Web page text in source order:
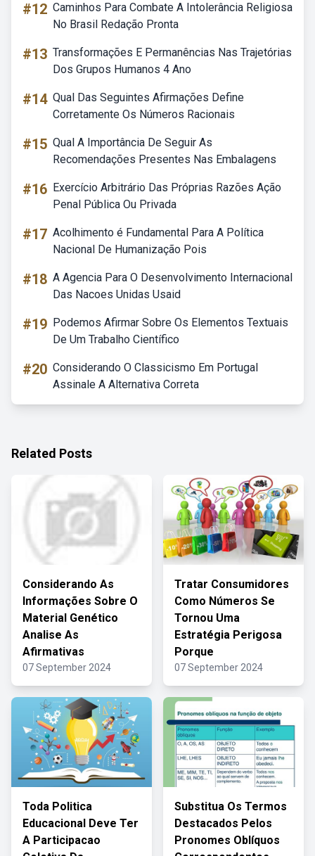
#12 Caminhos Para Combate A Intolerância Religiosa
No Brasil Redação Pronta
#13 Transformações E Permanências Nas Trajetórias
Dos Grupos Humanos 4 Ano
#14 Qual Das Seguintes Afirmações Define
Corretamente Os Números Racionais
#15 Qual A Importância De Seguir As
Recomendações Presentes Nas Embalagens
#16 Exercício Arbitrário Das Próprias Razões Ação
Penal Pública Ou Privada
#17 Acolhimento é Fundamental Para A Política
Nacional De Humanização Pois
#18 A Agencia Para O Desenvolvimento Internacional
Das Nacoes Unidas Usaid
#19 Podemos Afirmar Sobre Os Elementos Textuais
De Um Trabalho Científico
#20 Considerando O Classicismo Em Portugal
Assinale A Alternativa Correta
Related Posts
Considerando As
Informações Sobre O
Material Genético
Analise As
Afirmativas
07 September 2024
Tratar Consumidores
Como Números Se
Tornou Uma
Estratégia Perigosa
Porque
07 September 2024
Toda Politica
Educacional Deve Ter
A Participacao
Substitua Os Termos
Destacados Pelos
Pronomes Oblíquos